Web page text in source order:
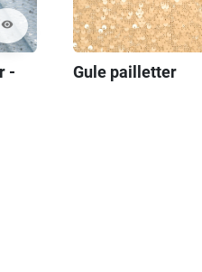
visibility
-
Gule pailletter